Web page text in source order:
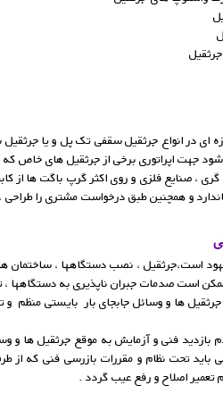
جرثقیل
ای در انواع جرثقیل سقفی تک پل و یا
شود جهت اپراتوری برخی از جرثقیل های
، صنایع فلزی و روی اکثر گرپ باگت ها از
و همچنین طبق درخواست مشتری را
است،جرثقیل ، نصب دستگاهها ، ساختمان
است صدمات جبران ناپذیری به دستگاهها ،
ها و وسائل جابجای بار بایستی منظم
فنی و آزمایش به موقع جرثقیل ها و
باید تحت نظام و مقررات بازرسی فنی که
تعمیر اصلاح و رفع عیب گردد .